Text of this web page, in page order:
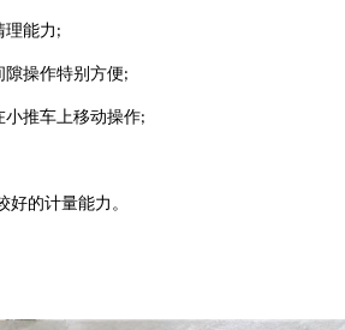
理能力;
隙操作特别方便;
小推车上移动操作;
好的计量能力。